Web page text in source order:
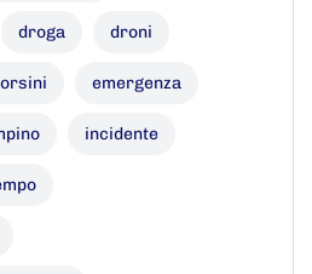
droga droni
emergenza
incidente